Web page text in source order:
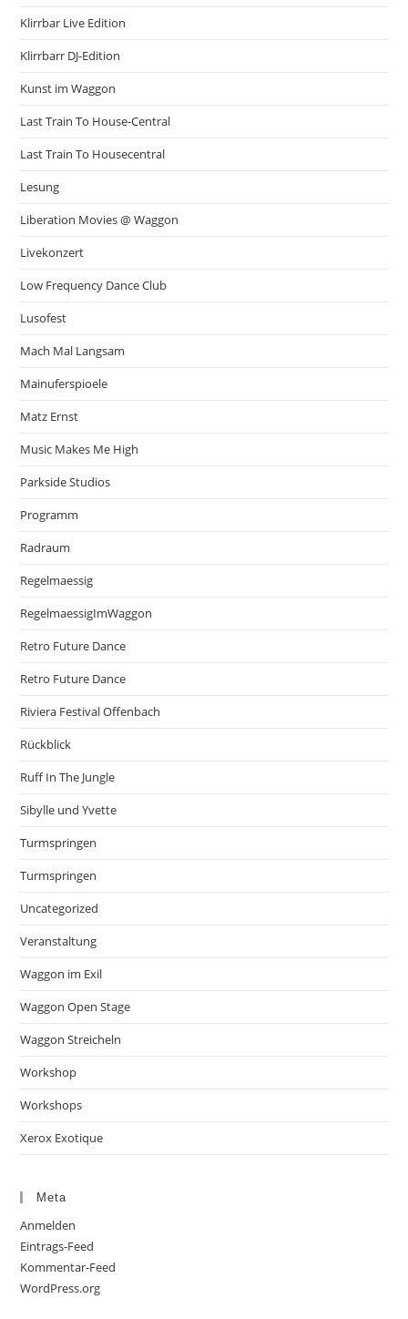
Klirrbar Live Edition
Klirrbarr DJ-Edition
Kunst im Waggon
Last Train To House-Central
Last Train To Housecentral
Lesung
Liberation Movies @ Waggon
Livekonzert
Low Frequency Dance Club
Lusofest
Mach Mal Langsam
Mainuferspioele
Matz Ernst
Music Makes Me High
Parkside Studios
Programm
Radraum
Regelmaessig
RegelmaessigImWaggon
Retro Future Dance
Retro Future Dance
Riviera Festival Offenbach
Rückblick
Ruff In The Jungle
Sibylle und Yvette
Turmspringen
Turmspringen
Uncategorized
Veranstaltung
Waggon im Exil
Waggon Open Stage
Waggon Streicheln
Workshop
Workshops
Xerox Exotique
Meta
Anmelden
Eintrags-Feed
Kommentar-Feed
WordPress.org